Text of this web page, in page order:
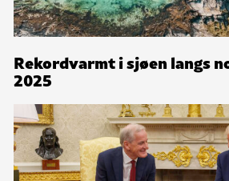
Rekordvarmt i sjøen langs
2025